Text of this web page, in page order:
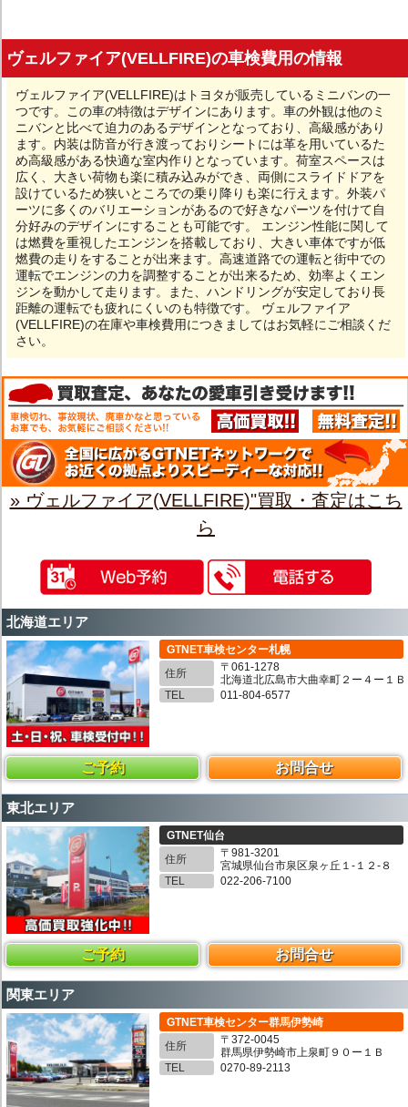
ヴェルファイア(VELLFIRE)の車検費用の情報
ヴェルファイア(VELLFIRE)はトヨタが販売しているミニバンの一
つです。この車の特徴はデザインにあります。車の外観は他のミ
ニバンと比べて迫力のあるデザインとなっており、高級感があり
ます。内装は防音が行き渡っておりシートには革を用いているた
め高級感がある快適な室内作りとなっています。荷室スペースは
広く、大きい荷物も楽に積み込みができ、両側にスライドドアを
設けているため狭いところでの乗り降りも楽に行えます。外装パ
ーツに多くのバリエーションがあるので好きなパーツを付けて自
分好みのデザインにすることも可能です。 エンジン性能に関して
は燃費を重視したエンジンを搭載しており、大きい車体ですが低
燃費の走りをすることが出来ます。高速道路での運転と街中での
運転でエンジンの力を調整することが出来るため、効率よくエン
ジンを動かして走ります。また、ハンドリングが安定しており長
距離の運転でも疲れにくいのも特徴です。 ヴェルファイア
(VELLFIRE)の在庫や車検費用につきましてはお気軽にご相談くだ
さい。
» ヴェルファイア(VELLFIRE)"買取・査定はこち
ら
北海道エリア
GTNET車検センター札幌
住所
〒061-1278
北海道北広島市大曲幸町２ー４ー１Ｂ
TEL
011-804-6577
ご予約 お問合せ
東北エリア
GTNET仙台
住所
〒981-3201
宮城県仙台市泉区泉ヶ丘１-１２-８
TEL
022-206-7100
ご予約 お問合せ
関東エリア
GTNET車検センター群馬伊勢崎
住所
〒372-0045
群馬県伊勢崎市上泉町９０ー１Ｂ
TEL
0270-89-2113